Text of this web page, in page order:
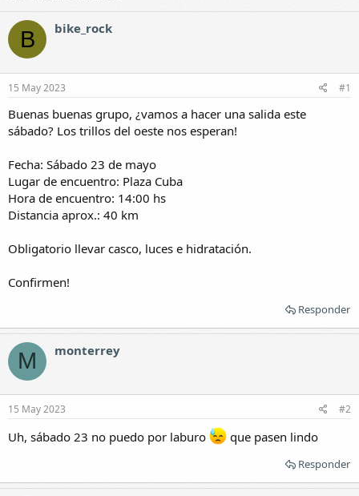
B bike_rock
15 May 2023 #1
Buenas buenas grupo, ¿vamos a hacer una salida este
sábado? Los trillos del oeste nos esperan!
Fecha: Sábado 23 de mayo
Lugar de encuentro: Plaza Cuba
Hora de encuentro: 14:00 hs
Distancia aprox.: 40 km
Obligatorio llevar casco, luces e hidratación.
Confirmen!
Responder
M monterrey
15 May 2023 #2
Uh, sábado 23 no puedo por laburo que pasen lindo
Responder